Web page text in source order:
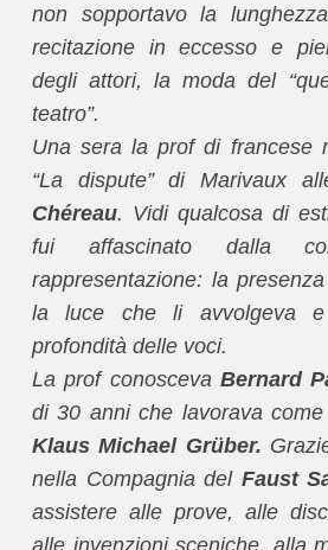
non sopportavo la
recitazione in eccesso e
degli attori, la moda del
teatro”.
Una sera la prof di francese
“La dispute” di Marivaux
Chéreau. Vidi qualcosa di
fui affascinato dalla
rappresentazione: la
la luce che li avvolgeva
profondità delle voci.
La prof conosceva Bernard
di 30 anni che lavorava
Klaus Michael Grüber.
nella Compagnia del Faust
assistere alle prove, alle
alle invenzioni sceniche, alla